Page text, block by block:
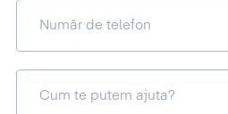
Număr de telefon
Cum te putem ajuta?